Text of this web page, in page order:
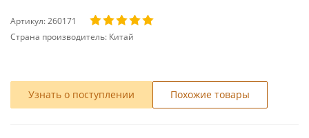
Артикул:260171
Страна производитель: Китай
Узнать о поступлении Похожие товары